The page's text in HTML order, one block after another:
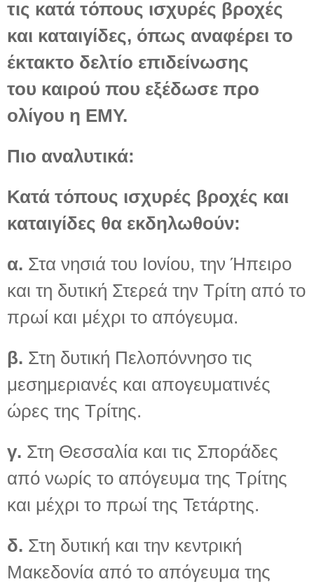
τις κατά τόπους ισχυρές βροχές
και καταιγίδες, όπως αναφέρει το
έκτακτο δελτίο επιδείνωσης
του καιρού που εξέδωσε προ
ολίγου η ΕΜΥ.
Πιο αναλυτικά:
Κατά τόπους ισχυρές βροχές και
καταιγίδες θα εκδηλωθούν:
α. Στα νησιά του Ιονίου, την Ήπειρο
και τη δυτική Στερεά την Τρίτη από το
πρωί και μέχρι το απόγευμα.
β. Στη δυτική Πελοπόννησο τις
μεσημεριανές και απογευματινές
ώρες της Τρίτης.
γ. Στη Θεσσαλία και τις Σποράδες
από νωρίς το απόγευμα της Τρίτης
και μέχρι το πρωί της Τετάρτης.
δ. Στη δυτική και την κεντρική
Μακεδονία από το απόγευμα της